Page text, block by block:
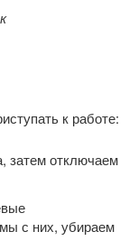
к работе:
затем отключаем
с них, убираем